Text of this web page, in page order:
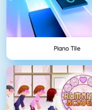
Piano Tile